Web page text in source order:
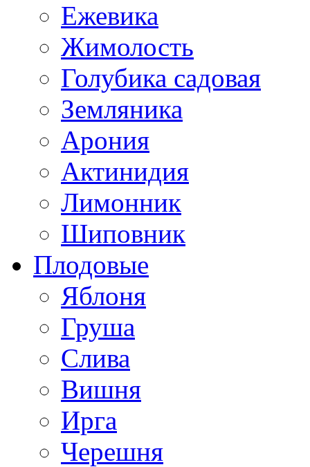
Ежевика
Жимолость
Голубика садовая
Земляника
Арония
Актинидия
Лимонник
Шиповник
Плодовые
Яблоня
Груша
Слива
Вишня
Ирга
Черешня